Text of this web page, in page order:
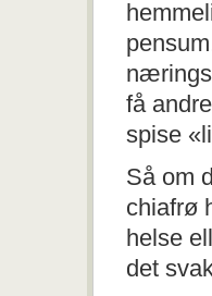
få
spise
Så om
chiafrø
helse
det